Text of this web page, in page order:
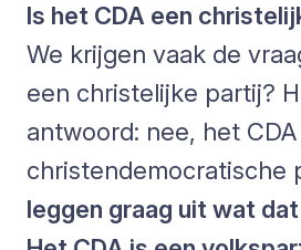
Is het CDA een
We krijgen vaak de
een christelijke partij?
antwoord: nee, het
christendemocratische
leggen graag uit wat